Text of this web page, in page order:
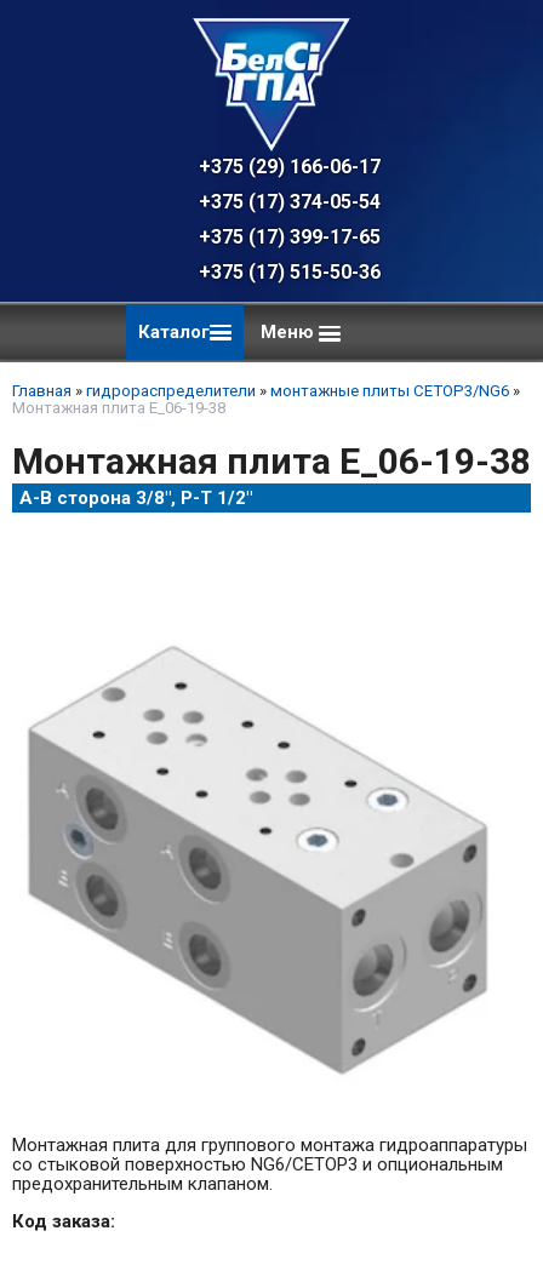
+375 (29) 166-06-17 - техническая
+375 (17) 374-05-54 - общий отдел,
+375 (17) 399-17-65
+375 (17) 515-50-36
Каталог Меню
Главная » гидрораспределители » монтажные плиты CETOP3/NG6 »
Монтажная плита E_06-19-38
Монтажная плита E_06-19-38
A-B сторона 3/8", P-T 1/2"
Монтажная плита для группового монтажа гидроаппаратуры
со стыковой поверхностью NG6/CETOP3 и опциональным
предохранительным клапаном.
Код заказа: